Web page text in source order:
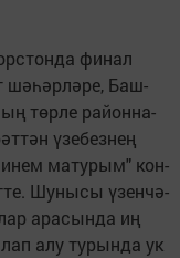
фи­нал
шә­һәр­лә­ре, Баш­
төр­ле ра­йон­на­
үзе­без­нең
ма­ту­рым" кон­
Шу­ны­сы үзен­чә­
ара­сын­да иң
алу ту­рын­да ук